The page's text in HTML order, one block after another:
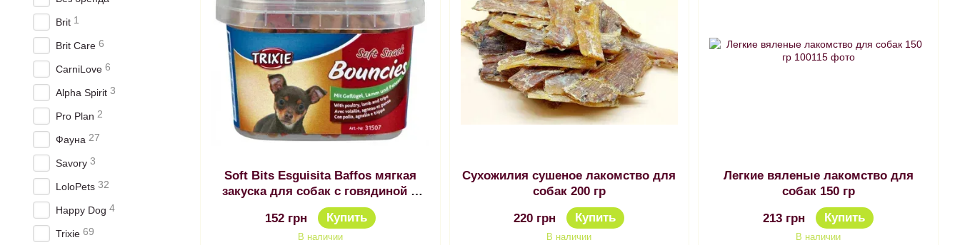
• Гарантия качества и безопасности продукции.
• Доступные цены.
• Быстрая доставка по всей Украине.
Заказывайте кости и лакомства для собак онлайн — подарите своему питомцу здоровье, энергию и хорошее настроение каждый день!
Soft Bits Esguisita Baffos мягкая
закуска для собак с говядиной и
рубцом, Трикси 31507 Мягкая
закуска для
152 грн Купить
В наличии
Сухожилия сушеное лакомство для
собак 200 гр
220 грн Купить
В наличии
Легкие вяленые лакомство для
собак 150 гр
213 грн Купить
В наличии
Brit 1
Brit Care 6
CarniLove 6
Alpha Spirit 3
Pro Plan 2
Фауна 27
Savory 3
LoloPets 32
Happy Dog 4
Trixie 69